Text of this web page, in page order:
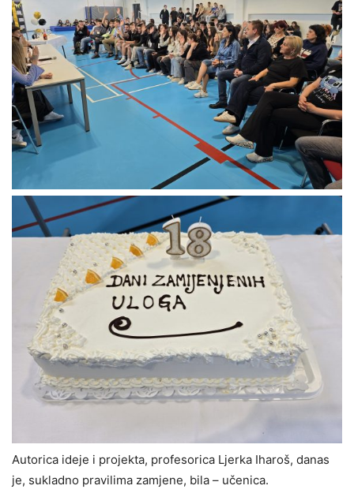
Autorica ideje i projekta, profesorica Ljerka Iharoš, danas
je, sukladno pravilima zamjene, bila – učenica.